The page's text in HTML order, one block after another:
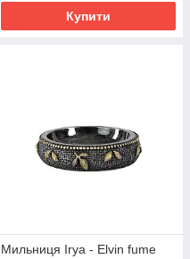
Купити
Мильниця Irya - Elvin fume